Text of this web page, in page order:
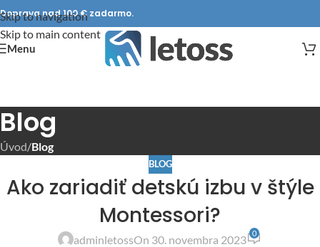
Skip to navigation
Skip to main content
Doprava nad 100 € zadarmo.
Menu
Blog
Úvod/Blog
BLOG
Ako zariadiť detskú izbu v štýle
Montessori?
adminletossOn 30. novembra 2023 0